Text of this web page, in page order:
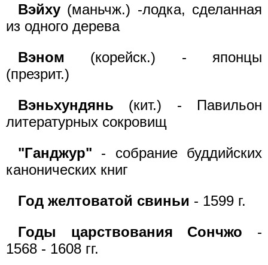
Вэйху (маньчж.) -лодка, сделанная
из одного дерева
Вэном (корейск.) - японцы
(презрит.)
Вэньхундянь (кит.) - Павильон
литературных сокровищ
"Ганджур" - собрание буддийских
канонических книг
Год желтоватой свиньи - 1599 г.
Годы царствования Сончжо -
1568 - 1608 гг.